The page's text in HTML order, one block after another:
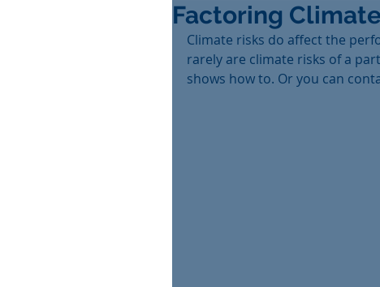
Factoring
Climate risks do affect the
rarely are climate risks of a
shows how to. Or you can